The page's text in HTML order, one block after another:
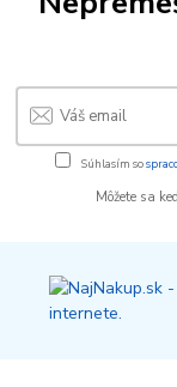
Súhlasím so
Môžete sa